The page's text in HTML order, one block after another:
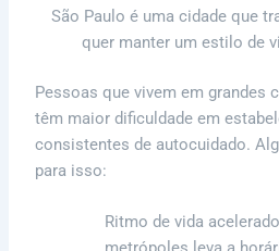
São Paulo é uma cidade que
quer manter um estilo de
Pessoas que vivem em grandes
têm maior dificuldade em
consistentes de autocuidado.
para isso:
Ritmo de vida